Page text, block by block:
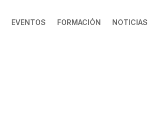
EVENTOS FORMACIÓN NOTICIAS